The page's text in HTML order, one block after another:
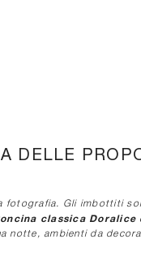
DELLE
Gli imbottiti
classica Doralice
notte, ambienti da